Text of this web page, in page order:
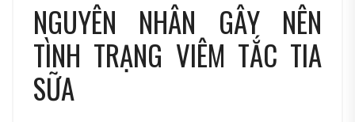
NGUYÊN NHÂN GÂY NÊN
TÌNH TRẠNG VIÊM TẮC TIA
SỮA